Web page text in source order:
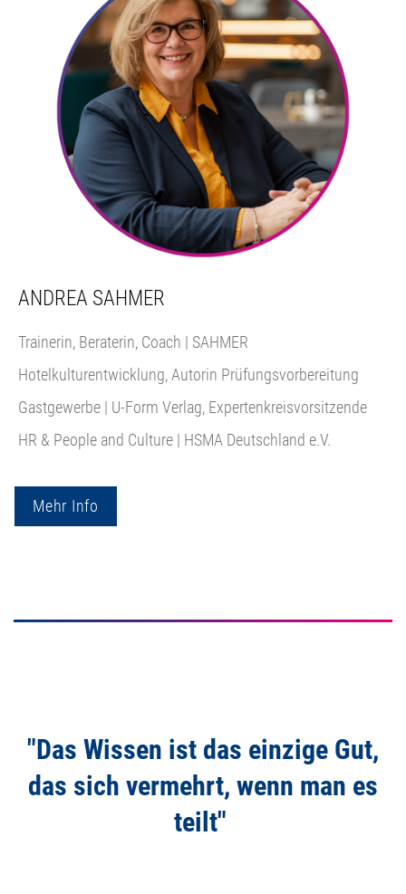
ANDREA SAHMER
Trainerin, Beraterin, Coach | SAHMER
Hotelkulturentwicklung, Autorin Prüfungsvorbereitung
Gastgewerbe | U-Form Verlag, Expertenkreisvorsitzende
HR & People and Culture | HSMA Deutschland e.V.
Mehr Info
"Das Wissen ist das einzige Gut,
das sich vermehrt, wenn man es
teilt"